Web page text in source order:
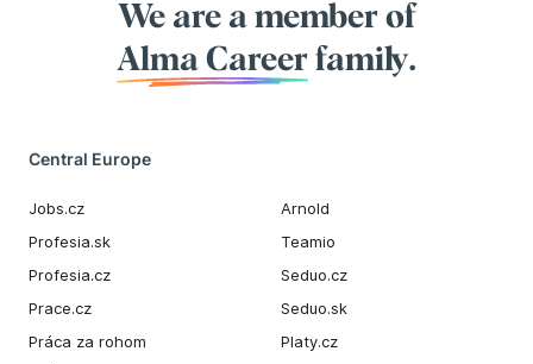
We are a member of
Alma Career family.
Central Europe
Jobs.cz
Profesia.sk
Profesia.cz
Prace.cz
Práca za rohom
Arnold
Teamio
Seduo.cz
Seduo.sk
Platy.cz